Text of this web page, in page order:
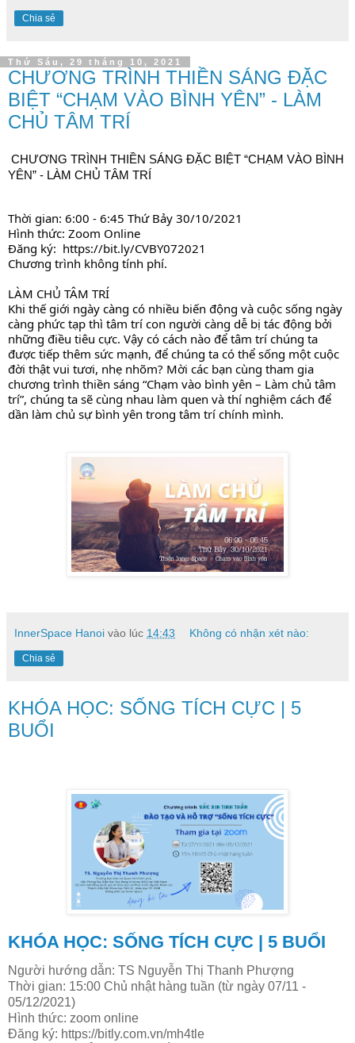
Chia sẻ
Thứ Sáu, 29 tháng 10, 2021
CHƯƠNG TRÌNH THIỀN SÁNG ĐẶC
BIỆT “CHẠM VÀO BÌNH YÊN” - LÀM
CHỦ TÂM TRÍ
CHƯƠNG TRÌNH THIỀN SÁNG ĐẶC BIỆT “CHẠM VÀO BÌNH
YÊN” - LÀM CHỦ TÂM TRÍ
Thời gian: 6:00 - 6:45 Thứ Bảy 30/10/2021
Hình thức: Zoom Online
Đăng ký: https://bit.ly/CVBY072021
Chương trình không tính phí.
LÀM CHỦ TÂM TRÍ
Khi thế giới ngày càng có nhiều biến động và cuộc sống ngày
càng phức tạp thì tâm trí con người càng dễ bị tác động bởi
những điều tiêu cực. Vậy có cách nào để tâm trí chúng ta
được tiếp thêm sức mạnh, để chúng ta có thể sống một cuộc
đời thật vui tươi, nhẹ nhõm? Mời các bạn cùng tham gia
chương trình thiền sáng “Chạm vào bình yên – Làm chủ tâm
trí”, chúng ta sẽ cùng nhau làm quen và thí nghiệm cách để
dần làm chủ sự bình yên trong tâm trí chính mình.
InnerSpace Hanoi vào lúc 14:43 Không có nhận xét nào:
Chia sẻ
KHÓA HỌC: SỐNG TÍCH CỰC | 5
BUỔI
KHÓA HỌC: SỐNG TÍCH CỰC | 5 BUỔI
Người hướng dẫn: TS Nguyễn Thị Thanh Phượng
Thời gian: 15:00 Chủ nhật hàng tuần (từ ngày 07/11 -
05/12/2021)
Hình thức: zoom online
Đăng ký: https://bitly.com.vn/mh4tle